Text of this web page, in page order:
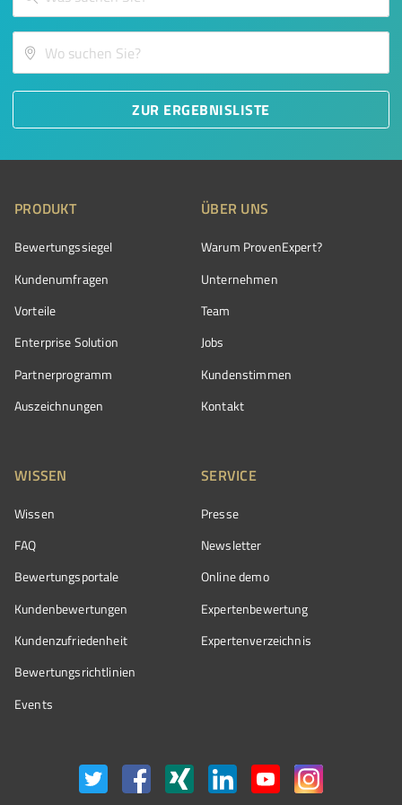
ZUR ERGEBNISLISTE
PRODUKT
Bewertungssiegel
Kundenumfragen
Vorteile
Enterprise Solution
Partnerprogramm
Auszeichnungen
ÜBER UNS
Warum ProvenExpert?
Unternehmen
Team
Jobs
Kundenstimmen
Kontakt
WISSEN
Wissen
FAQ
Bewertungsportale
Kundenbewertungen
Kundenzufriedenheit
Bewertungs­richtlinien
Events
SERVICE
Presse
Newsletter
Online demo
Expertenbewertung
Expertenverzeichnis